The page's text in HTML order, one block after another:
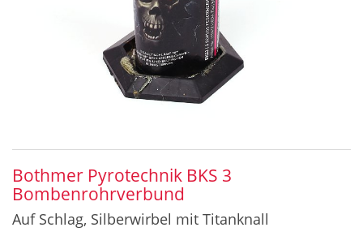
Bothmer Pyrotechnik BKS 3
Bombenrohrverbund
Auf Schlag, Silberwirbel mit Titanknall